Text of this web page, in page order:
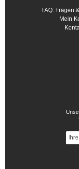
FAQ: Fragen
Mein